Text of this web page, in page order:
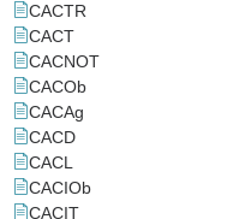
CACTR
CACT
CACNOT
CACOb
CACAg
CACD
CACL
САСIOb
САСIT